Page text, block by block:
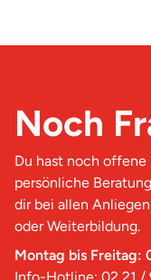
Noch
Du hast noch
persönliche
dir bei allen
oder Weiterbildung.
Montag bis Freitag: